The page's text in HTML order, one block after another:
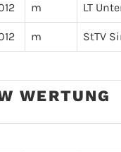
m LT
m StTV
WERTUNG